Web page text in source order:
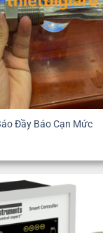
Đầy Báo Cạn Mức